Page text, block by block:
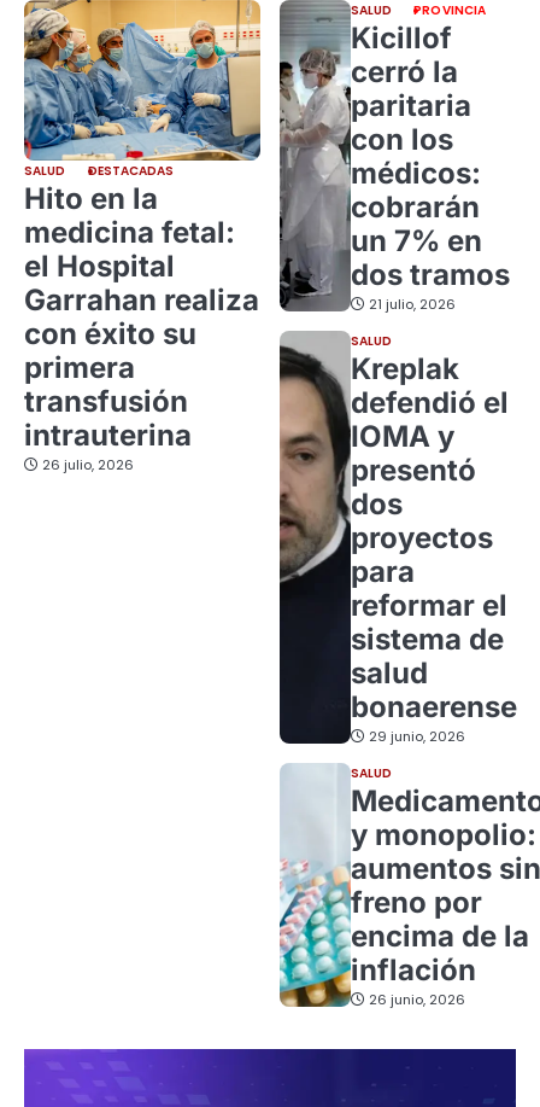
SALUD DESTACADAS
Hito en la
medicina fetal:
el Hospital
Garrahan realiza
con éxito su
primera
transfusión
intrauterina
26 julio, 2026
SALUD PROVINCIA
Kicillof
cerró la
paritaria
con los
médicos:
cobrarán
un 7% en
dos tramos
21 julio, 2026
SALUD
Kreplak
defendió el
IOMA y
presentó
dos
proyectos
para
reformar el
sistema de
salud
bonaerense
29 junio, 2026
SALUD
y monopolio:
aumentos sin
freno por
encima de la
inflación
26 junio, 2026